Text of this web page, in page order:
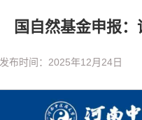
国自然基金申报：
发布时间：2025年12月24日